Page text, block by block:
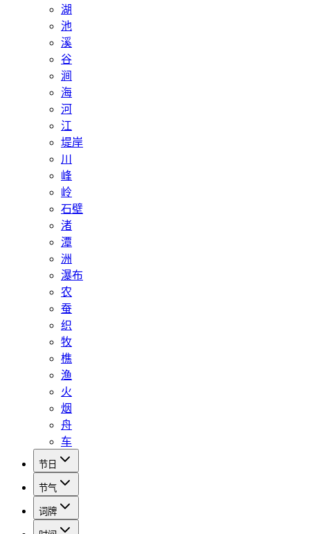
湖
池
溪
谷
涧
海
河
江
堤岸
川
峰
岭
石壁
渚
潭
洲
瀑布
农
蚕
织
牧
樵
渔
火
烟
舟
车
节日
节气
词牌